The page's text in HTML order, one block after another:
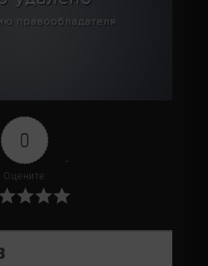
0
Оцените